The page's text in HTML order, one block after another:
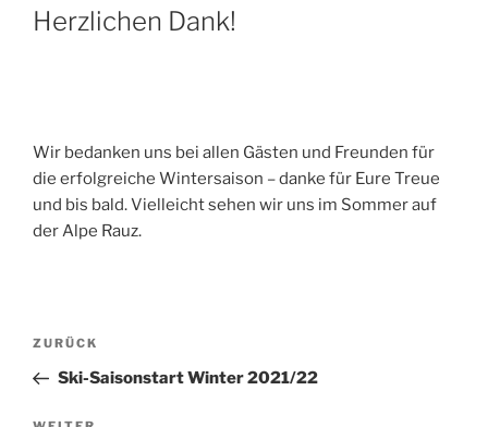
AM
Herzlichen Dank!
Wir bedanken uns bei allen Gästen und Freunden für
die erfolgreiche Wintersaison – danke für Eure Treue
und bis bald. Vielleicht sehen wir uns im Sommer auf
der Alpe Rauz.
Beitragsnavigation
Vorheriger
Beitrag
ZURÜCK
Ski-Saisonstart Winter 2021/22